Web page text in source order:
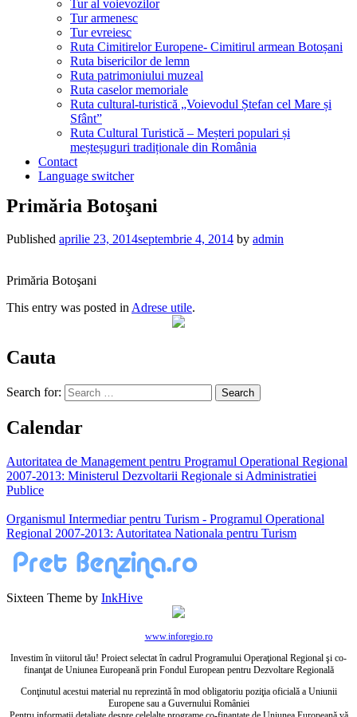
Tur al voievozilor
Tur armenesc
Tur evreiesc
Ruta Cimitirelor Europene- Cimitirul armean Botoșani
Ruta bisericilor de lemn
Ruta patrimoniului muzeal
Ruta caselor memoriale
Ruta cultural-turistică „Voievodul Ștefan cel Mare și
Sfânt”
Ruta Cultural Turistică – Meșteri populari și
meșteșuguri tradiționale din România
Contact
Language switcher
Primăria Botoşani
Published aprilie 23, 2014septembrie 4, 2014 by admin
Primăria Botoşani
This entry was posted inAdrese utile.
Cauta
Search for:
Calendar
Autoritatea de Management pentru Programul Operational Regional
2007-2013: Ministerul Dezvoltarii Regionale si Administratiei
Publice
Organismul Intermediar pentru Turism - Programul Operational
Regional 2007-2013: Autoritatea Nationala pentru Turism
Sixteen Theme by InkHive
www.inforegio.ro
Investim în viitorul tău! Proiect selectat în cadrul Programului Operaţional Regional şi co-
finanţat de Uniunea Europeană prin Fondul European pentru Dezvoltare Regională
Conţinutul acestui material nu reprezintă în mod obligatoriu poziţia oficială a Uniunii
Europene sau a Guvernului României